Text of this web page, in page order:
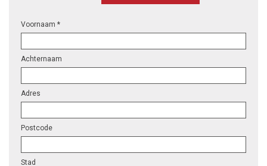
Voornaam *
Achternaam
Adres
Postcode
Stad